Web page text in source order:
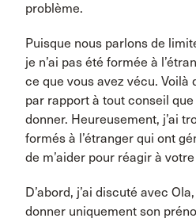
problème.
Puisque nous parlons de
je n’ai pas été formée à
ce que vous avez vécu. Voilà
par rapport à tout conseil
donner. Heureusement, j’ai
formés à l’étranger qui ont
de m’aider pour réagir à
D’abord, j’ai discuté avec
donner uniquement son